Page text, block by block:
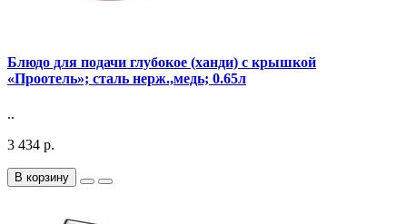
Блюдо для подачи глубокое (ханди) с крышкой
«Проотель»; сталь нерж.,медь; 0.65л
..
3 434 р.
В корзину